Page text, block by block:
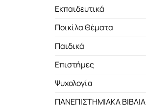
Εκπαιδευτικά
Ποικίλα Θέματα
Παιδικά
Επιστήμες
Ψυχολογία
ΠΑΝΕΠΙΣΤΗΜΙΑΚΑ ΒΙΒΛΙΑ